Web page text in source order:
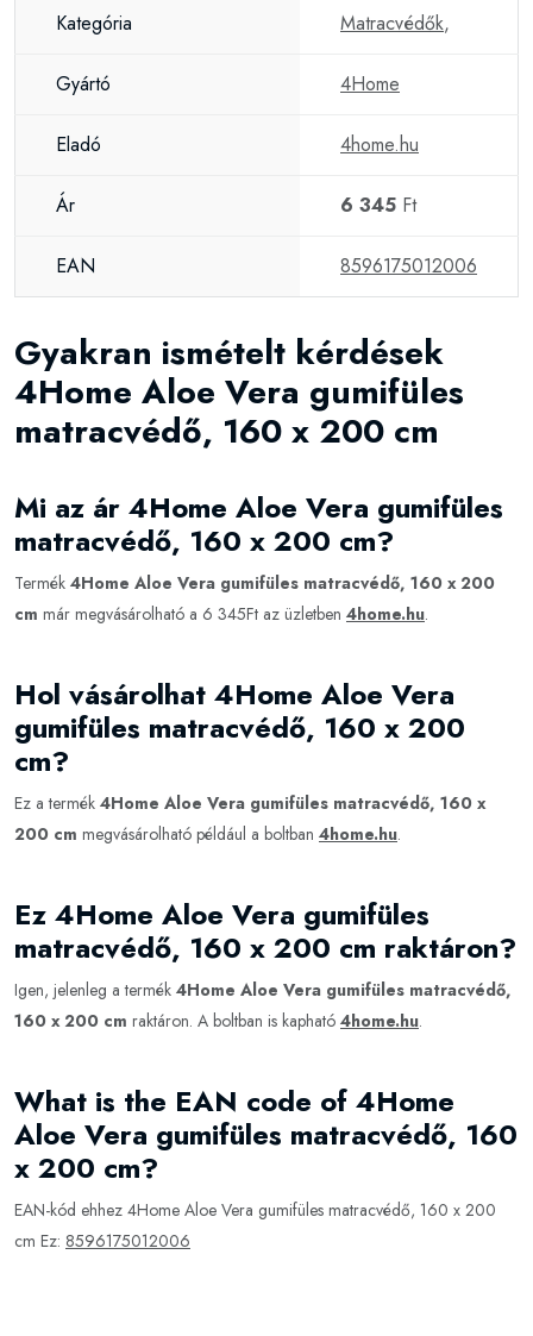
Kategória Matracvédők,
Gyártó 4Home
Eladó 4home.hu
Ár 6 345 Ft
EAN 8596175012006
Gyakran ismételt kérdések
4Home Aloe Vera gumifüles
matracvédő, 160 x 200 cm
Mi az ár 4Home Aloe Vera gumifüles
matracvédő, 160 x 200 cm?
Termék 4Home Aloe Vera gumifüles matracvédő, 160 x 200
cm már megvásárolható a 6 345Ft az üzletben 4home.hu.
Hol vásárolhat 4Home Aloe Vera
gumifüles matracvédő, 160 x 200
cm?
Ez a termék 4Home Aloe Vera gumifüles matracvédő, 160 x
200 cm megvásárolható például a boltban 4home.hu.
Ez 4Home Aloe Vera gumifüles
matracvédő, 160 x 200 cm raktáron?
Igen, jelenleg a termék 4Home Aloe Vera gumifüles matracvédő,
160 x 200 cm raktáron. A boltban is kapható 4home.hu.
What is the EAN code of 4Home
Aloe Vera gumifüles matracvédő, 160
x 200 cm?
EAN-kód ehhez 4Home Aloe Vera gumifüles matracvédő, 160 x 200
cm Ez: 8596175012006